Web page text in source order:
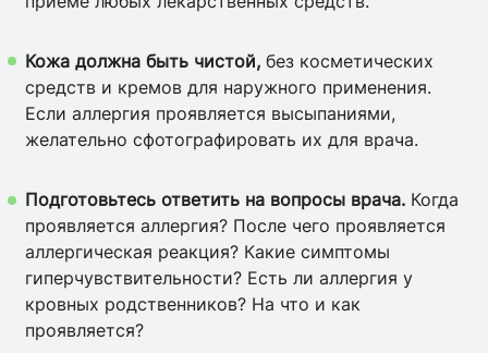
Кожа должна быть чистой, без косметических
средств и кремов для наружного применения.
Если аллергия проявляется высыпаниями,
желательно сфотографировать их для врача.
Подготовьтесь ответить на вопросы врача. Когда
проявляется аллергия? После чего проявляется
аллергическая реакция? Какие симптомы
гиперчувствительности? Есть ли аллергия у
кровных родственников? На что и как
проявляется?